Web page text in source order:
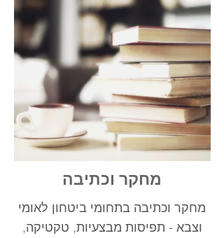
מחקר וכתיבה
מחקר וכתיבה בתחומי ביטחון לאומי
וצבא - תפיסות מבצעיות, טקטיקה,